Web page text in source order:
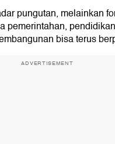
pungutan, melainkan
pemerintahan,
bisa terus
ADVERTISEMENT